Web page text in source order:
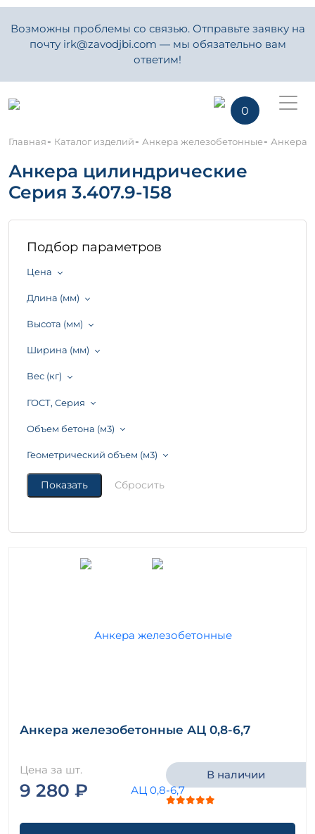
Возможны проблемы со связью. Отправьте заявку на
почту irk@zavodjbi.com — мы обязательно вам
ответим!
0
Главная- Каталог изделий- Анкера железобетонные- Анкера
Анкера цилиндрические
Серия 3.407.9-158
Подбор параметров
Цена
Длина (мм)
Высота (мм)
Ширина (мм)
Вес (кг)
ГОСТ, Серия
Объем бетона (м3)
Геометрический объем (м3)
Анкера железобетонные АЦ 0,8-6,7
Цена за шт.
9 280 ₽
В наличии